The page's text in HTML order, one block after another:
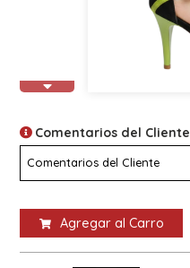
Comentarios del Cliente
Agregar al Carro